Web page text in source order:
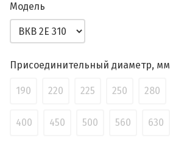
Модель
Присоединительный диаметр, мм
190 220 225 250 280
400 450 500 560 630